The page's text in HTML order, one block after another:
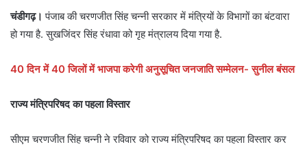
चंडीगढ़। पंजाब की चरणजीत सिंह चन्नी सरकार में मंत्रियों के विभागों का बंटवारा
हो गया है. सुखजिंदर सिंह रंधावा को गृह मंत्रालय दिया गया है.
40 दिन में 40 जिलों में भाजपा करेगी अनुसूचित जनजाति सम्मेलन- सुनील बंसल
राज्य मंत्रिपरिषद का पहला विस्तार
सीएम चरणजीत सिंह चन्नी ने रविवार को राज्य मंत्रिपरिषद का पहला विस्तार कर